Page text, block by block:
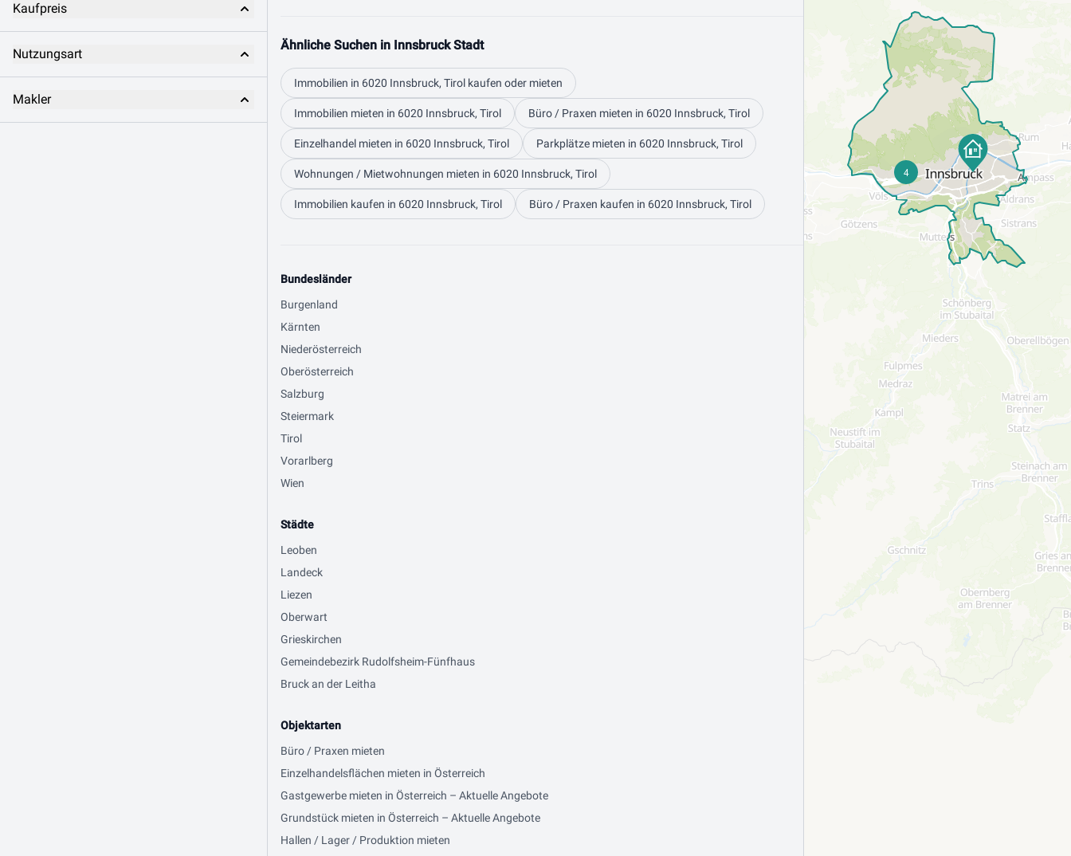
Kaufpreis
Nutzungsart
Makler
Ähnliche Suchen in Innsbruck Stadt
Immobilien in 6020 Innsbruck, Tirol kaufen oder mieten
Immobilien mieten in 6020 Innsbruck, Tirol Büro / Praxen mieten in 6020 Innsbruck, Tirol
Einzelhandel mieten in 6020 Innsbruck, Tirol Parkplätze mieten in 6020 Innsbruck, Tirol
Wohnungen / Mietwohnungen mieten in 6020 Innsbruck, Tirol
Immobilien kaufen in 6020 Innsbruck, Tirol Büro / Praxen kaufen in 6020 Innsbruck, Tirol
Bundesländer
Burgenland
Kärnten
Niederösterreich
Oberösterreich
Salzburg
Steiermark
Tirol
Vorarlberg
Wien
Städte
Leoben
Landeck
Liezen
Oberwart
Grieskirchen
Gemeindebezirk Rudolfsheim-Fünfhaus
Bruck an der Leitha
Objektarten
Büro / Praxen mieten
Einzelhandelsflächen mieten in Österreich
Gastgewerbe mieten in Österreich – Aktuelle Angebote
Grundstück mieten in Österreich – Aktuelle Angebote
Hallen / Lager / Produktion mieten
4